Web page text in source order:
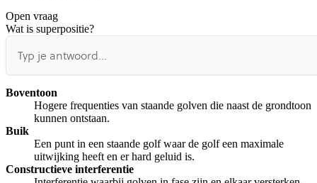
De uitleg gaat te langzaam
Open vraag
Wat is superpositie?
Boventoon
Hogere frequenties van staande golven die naast de grondtoon
kunnen ontstaan.
Buik
Een punt in een staande golf waar de golf een maximale
uitwijking heeft en er hard geluid is.
Constructieve interferentie